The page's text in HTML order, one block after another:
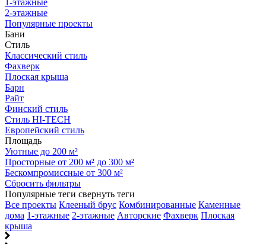
1-этажные
2-этажные
Популярные проекты
Бани
Стиль
Классический стиль
Фахверк
Плоская крыша
Барн
Райт
Финский стиль
Стиль HI-TECH
Европейский стиль
Площадь
Уютные до 200 м²
Просторные от 200 м² до 300 м²
Бескомпромиссные от 300 м²
Сбросить фильтры
Популярные теги свернуть теги
Все проекты Клееный брус Комбинированные Каменные
дома 1-этажные 2-этажные Авторские Фахверк Плоская
крыша